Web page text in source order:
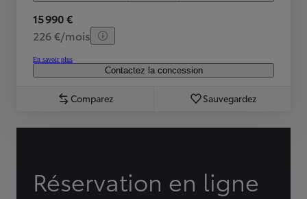
15 990 €
226 €/mois
En savoir plus
Contactez la concession
Comparez Sauvegardez
Réservation en ligne